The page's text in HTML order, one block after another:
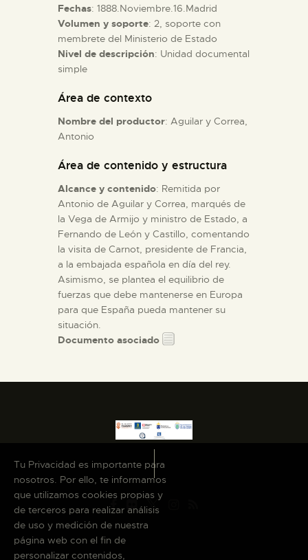
Fechas: 1888.Noviembre.16.Madrid
Volumen y soporte: 2, soporte con
membrete del Ministerio de Estado
Nivel de descripción: Unidad documental
simple
Área de contexto
Nombre del productor: Aguilar y Correa,
Antonio
Área de contenido y estructura
Alcance y contenido: Remitida por
Antonio de Aguilar y Correa, marqués de
la Vega de Armijo y ministro de Estado, a
Fernando de León y Castillo, comentando
la visita de Carnot, presidente de Francia,
a la embajada española en día del rey.
Asimismo, se plantea el equilibrio de
fuerzas que debe mantenerse en Europa
para que España pueda mantener su
situación.
Documento asociado
Tu Privacidad es importante para
nosotros. Por ello, te informamos
que utilizamos cookies propias y
de terceros para realizar análisis
de uso y medición de nuestra
página web con el fin de
personalizar contenidos,